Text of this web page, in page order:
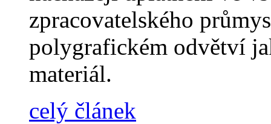
zpracovatelského
polygrafickém odvětví
materiál.
celý článek